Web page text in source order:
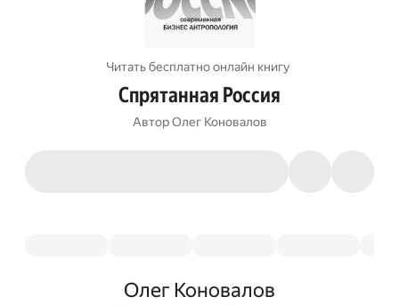
Читать бесплатно онлайн книгу
Спрятанная Россия
Автор Олег Коновалов
Олег Коновалов